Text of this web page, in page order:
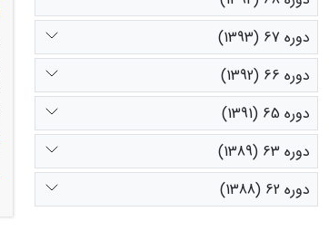
دوره 67 (1393)
دوره 66 (1392)
دوره 65 (1391)
دوره 63 (1389)
دوره 62 (1388)